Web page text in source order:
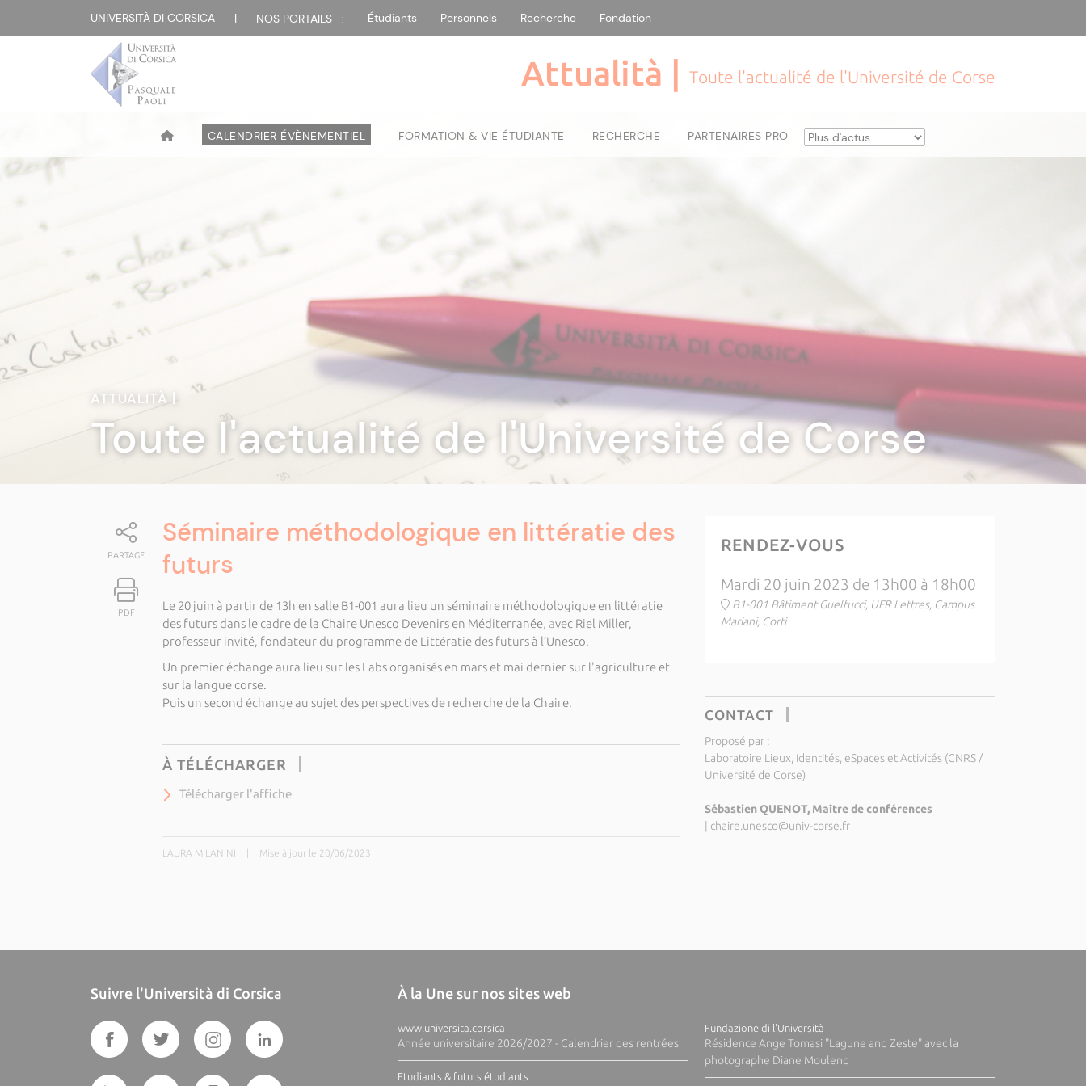
UNIVERSITÀ DI CORSICA | NOS PORTAILS : Étudiants Personnels Recherche Fondation
Attualità | Toute l'actualité de l'Université de Corse
CALENDRIER ÉVÈNEMENTIEL FORMATION & VIE ÉTUDIANTE RECHERCHE PARTENAIRES PRO
ATTUALITÀ|
Toute l'actualité de l'Université de Corse
PARTAGE
PDF
Séminaire méthodologique en littératie des
futurs
Le 20 juin à partir de 13h en salle B1-001 aura lieu un séminaire méthodologique en littératie
des futurs dans le cadre de la Chaire Unesco Devenirs en Méditerranée, avec Riel Miller,
professeur invité, fondateur du programme de Littératie des futurs à l’Unesco.
Un premier échange aura lieu sur les Labs organisés en mars et mai dernier sur l'agriculture et
sur la langue corse.
Puis un second échange au sujet des perspectives de recherche de la Chaire.
À TÉLÉCHARGER
Télécharger l'affiche
LAURA MILANINI Mise à jour le 20/06/2023
RENDEZ-VOUS
Mardi 20 juin 2023 de 13h00 à 18h00
B1-001 Bâtiment Guelfucci, UFR Lettres, Campus
Mariani, Corti
CONTACT
Proposé par :
Laboratoire Lieux, Identités, eSpaces et Activités (CNRS /
Université de Corse)
Sébastien QUENOT, Maître de conférences
chaire.unesco@univ-corse.fr
Suivre l'Università di Corsica À la Une sur nos sites web
www.universita.corsica
Année universitaire 2026/2027 - Calendrier des rentrées
Etudiants & futurs étudiants
Fundazione di l'Università
Résidence Ange Tomasi "Lagune and Zeste" avec la
photographe Diane Moulenc